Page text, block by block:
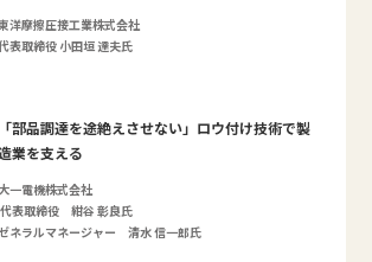
洋摩擦圧接工業株式会社
表取締役 小田垣 達夫氏
「部品調達を途絶えさせない」ロウ付け技術で製
業を支える
大一電機株式会社
代表取締役 紺谷 彰良氏
ネラルマネージャー 清水 信一郎氏